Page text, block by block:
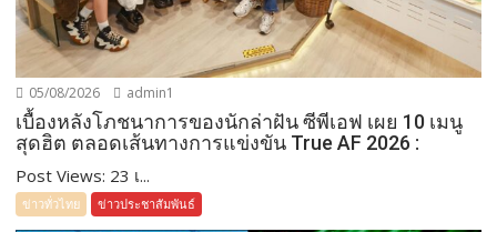
05/08/2026 admin1
เบื้องหลังโภชนาการของนักล่าฝัน ซีพีเอฟ เผย 10 เมนู
สุดฮิต ตลอดเส้นทางการแข่งขัน True AF 2026 :
Post Views: 23 เ...
ข่าวทั่วไทย ข่าวประชาสัมพันธ์